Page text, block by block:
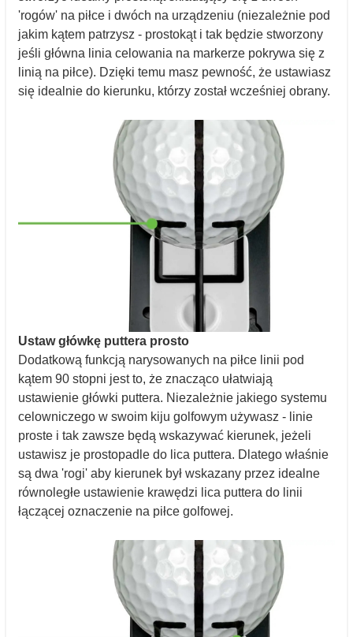
'rogów' na piłce i dwóch na urządzeniu (niezależnie pod
jakim kątem patrzysz - prostokąt i tak będzie stworzony
jeśli główna linia celowania na markerze pokrywa się z
linią na piłce). Dzięki temu masz pewność, że ustawiasz
się idealnie do kierunku, którzy został wcześniej obrany.
Ustaw główkę puttera prosto
Dodatkową funkcją narysowanych na piłce linii pod
kątem 90 stopni jest to, że znacząco ułatwiają
ustawienie główki puttera. Niezależnie jakiego systemu
celowniczego w swoim kiju golfowym używasz - linie
proste i tak zawsze będą wskazywać kierunek, jeżeli
ustawisz je prostopadle do lica puttera. Dlatego właśnie
są dwa 'rogi' aby kierunek był wskazany przez idealne
równoległe ustawienie krawędzi lica puttera do linii
łączącej oznaczenie na piłce golfowej.